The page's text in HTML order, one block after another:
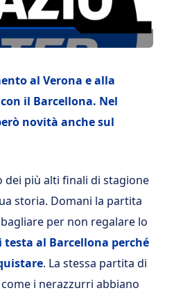
al Verona e alla
il Barcellona. Nel
novità anche sul
dei più alti finali di stagione
storia. Domani la partita
per non regalare lo
testa al Barcellona perché
. La stessa partita di
i nerazzurri abbiano